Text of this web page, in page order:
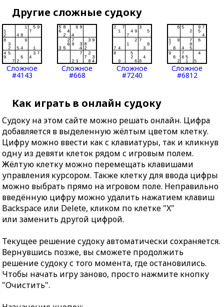
Другие сложные судоку
Сложное
#4143
Сложное
#668
Сложное
#7240
Сложное
#6812
Как играть в онлайн судоку
Судоку на этом сайте можно решать онлайн. Цифра
добавляется в выделенную жёлтым цветом клетку.
Цифру можно ввести как с клавиатуры, так и кликнув
одну из девяти клеток рядом с игровым полем.
Жёлтую клетку можно перемещать клавишами
управления курсором. Также клетку для ввода цифры
можно выбрать прямо на игровом поле. Неправильно
введённую цифру можно удалить нажатием клавиш
Backspace или Delete, кликом по клетке "X"
или заменить другой цифрой.
Текущее решение судоку автоматически сохраняется.
Вернувшись позже, вы сможете продолжить
решение судоку с того момента, где остановились.
Чтобы начать игру заново, просто нажмите кнопку
"Очистить".